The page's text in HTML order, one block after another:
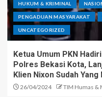
HUKUM & KRIMINAL
PENGADUAN MASYARAKAT
UNCATEGORIZED
Ketua Umum PKN
Polres Bekasi Kota,
Klien Nixon Sudah
26/04/2024 TIM Humas &